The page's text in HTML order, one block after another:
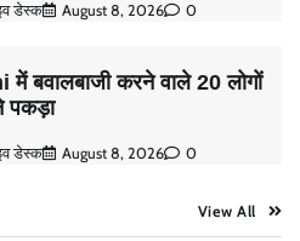
डेस्क August 8, 2026 0
बवालबाजी करने वाले 20 लोगों
पकड़ा
डेस्क August 8, 2026 0
View All